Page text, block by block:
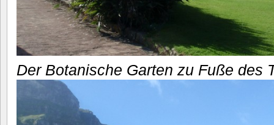
Der Botanische Garten zu Fuße des